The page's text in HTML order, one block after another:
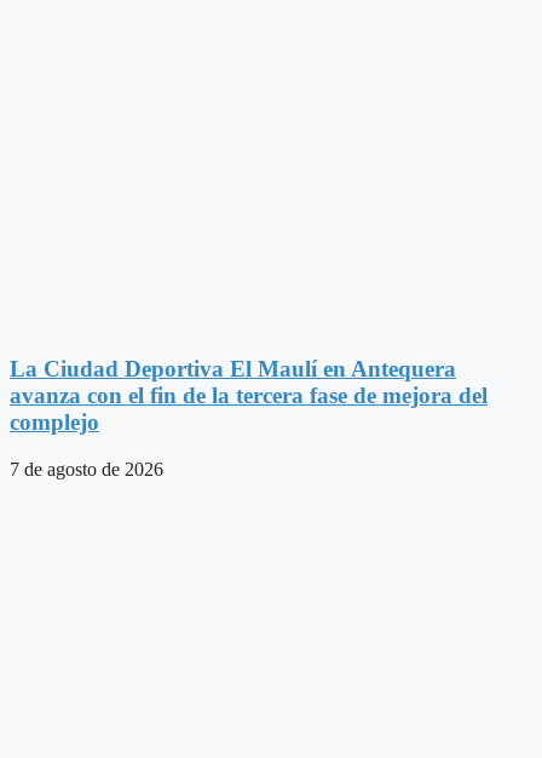
La Ciudad Deportiva El Maulí en Antequera
avanza con el fin de la tercera fase de mejora del
complejo
7 de agosto de 2026